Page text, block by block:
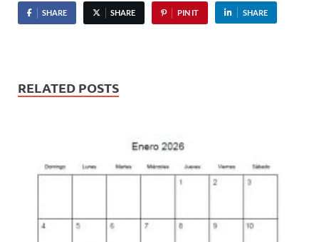
SHARE SHARE PIN IT SHARE
RELATED POSTS